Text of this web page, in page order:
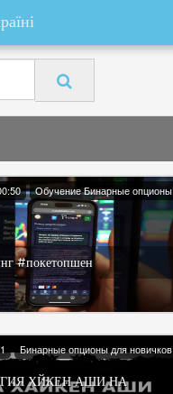
Обучение Бинарные опционы
#покетопшен
Бинарные опционы для новичков
ХЙКЕН АШИ НА